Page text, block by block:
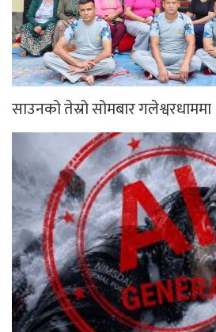
साउनको तेस्रो सोमबार गलेश्वरधाममा